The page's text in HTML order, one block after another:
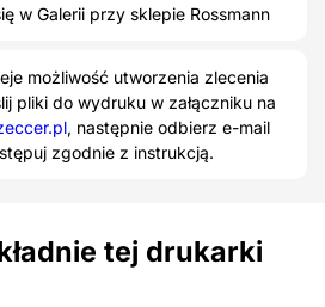
w Galerii przy sklepie Rossmann
możliwość utworzenia zlecenia
pliki do wydruku w załączniku na
, następnie odbierz e-mail
zgodnie z instrukcją.
tej drukarki